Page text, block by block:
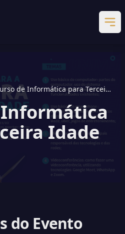
de Informática para Terceira
Informática
Idade
do Evento